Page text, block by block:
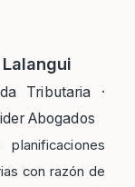
Tributaria ·
Abogados
planificaciones
con razón de